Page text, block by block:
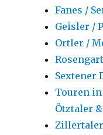
Fanes /
Geisler /
Ortler /
Sextener
Touren in
Ötztaler